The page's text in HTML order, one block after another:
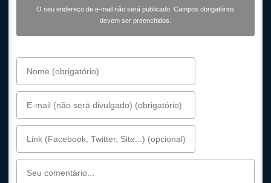
O seu endereço de e-mail não será publicado. Campos obrigatórios
devem ser preenchidos.